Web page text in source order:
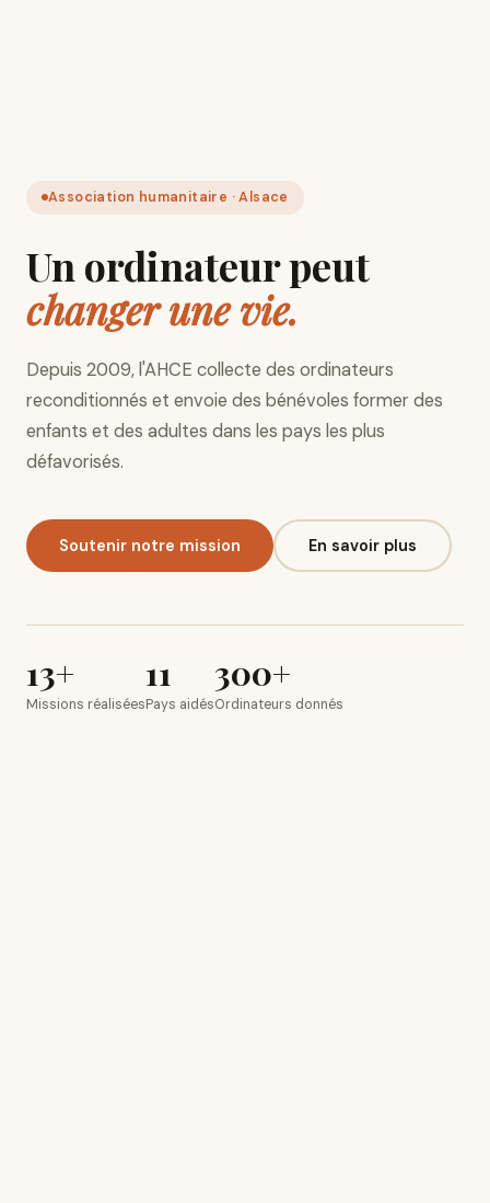
Association humanitaire · Alsace
Un ordinateur peut
changer une vie.
Depuis 2009, l'AHCE collecte des ordinateurs
reconditionnés et envoie des bénévoles former des
enfants et des adultes dans les pays les plus
défavorisés.
Soutenir notre mission En savoir plus
13+
Missions réalisées
11
Pays aidés
300+
Ordinateurs donnés